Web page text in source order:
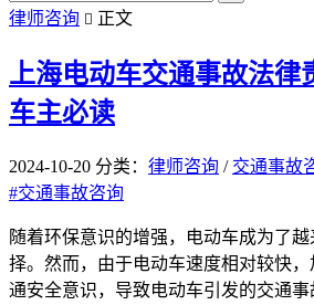
律师咨询  正文
上海电动车交通事故法律
车主必读
2024-10-20 分类： 律师咨询 / 交通事故
#交通事故咨询
随着环保意识的增强，电动车成为了
择。然而，由于电动车速度相对较快
通安全意识，导致电动车引发的交通